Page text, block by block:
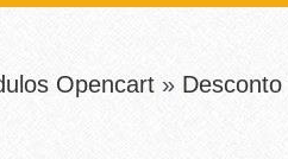
Opencart »